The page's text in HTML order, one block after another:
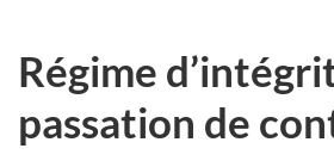
o
Régime
passation de